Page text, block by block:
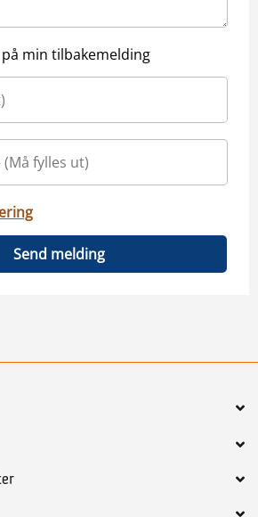
på min tilbakemelding
Send melding